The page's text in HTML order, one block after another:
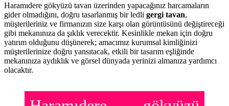
Haramıdere gökyüzü tavan üzerinden yapacağınız harcamaların
gider olmadığını, doğru tasarlanmış bir ledli gergi tavan,
müşterileriniz ve firmanızın size karşı olan görüntüsünü değiştireceği
gibi mekanınıza da şıklık verecektir. Kesinlikle mekan için doğru
yatırım olduğunu düşünerek; amacımız kurumsal kimliğinizi
müşterilerinize doğru yansıtacak, etkili bir tasarım eşliğinde
mekanınıza aydıklık ve görsel dünyada yerinizi almanıza yardımcı
olacaktır.